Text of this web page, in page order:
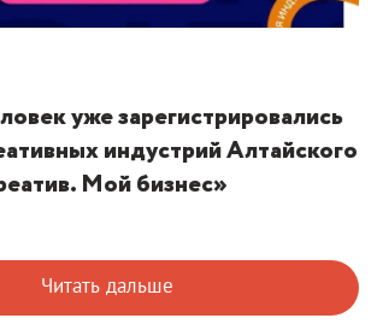
уже зарегистрировались
индустрий Алтайского
Мой бизнес»
Читать дальше